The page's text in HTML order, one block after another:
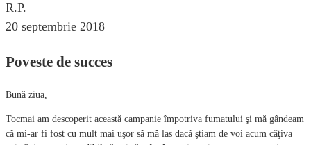
R.P.
20 septembrie 2018
Poveste de succes
Bună ziua,
Tocmai am descoperit această campanie împotriva fumatului şi mă gândeam
că mi-ar fi fost cu mult mai uşor să mă las dacă ştiam de voi acum câţiva